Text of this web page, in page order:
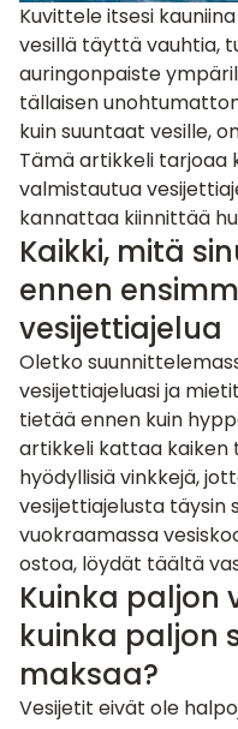
Kuvittele itsesi
vesillä täyttä vauhtia,
auringonpaiste
tällaisen
kuin suuntaat vesille,
Tämä artikkeli
valmistautua
kannattaa kiinnittää
Kaikki, mitä
ennen
vesijettiajelua
Oletko
vesijettiajeluasi ja
tietää ennen kuin
artikkeli kattaa
hyödyllisiä vinkkejä,
vesijettiajelusta täysin
vuokraamassa
ostoa, löydät täältä
Kuinka paljon
kuinka paljon
maksaa?
Vesijetit eivät ole